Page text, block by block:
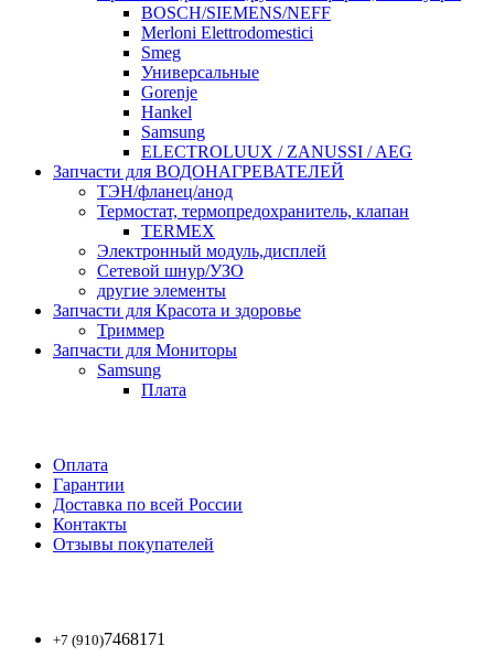
BOSCH/SIEMENS/NEFF
Merloni Elettrodomestici
Smeg
Универсальные
Gorenje
Hankel
Samsung
ELECTROLUUX / ZANUSSI / AEG
Запчасти для ВОДОНАГРЕВАТЕЛЕЙ
ТЭН/фланец/анод
Термостат, термопредохранитель, клапан
TERMEX
Электронный модуль,дисплей
Сетевой шнур/УЗО
другие элементы
Запчасти для Красота и здоровье
Триммер
Запчасти для Мониторы
Samsung
Плата
Оплата
Гарантии
Доставка по всей России
Контакты
Отзывы покупателей
+7 (910)7468171